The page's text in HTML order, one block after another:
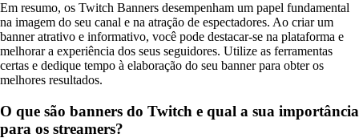
Em resumo, os Twitch Banners desempenham um papel fundamental
na imagem do seu canal e na atração de espectadores. Ao criar um
banner atrativo e informativo, você pode destacar-se na plataforma e
melhorar a experiência dos seus seguidores. Utilize as ferramentas
certas e dedique tempo à elaboração do seu banner para obter os
melhores resultados.
O que são banners do Twitch e qual a sua importância
para os streamers?